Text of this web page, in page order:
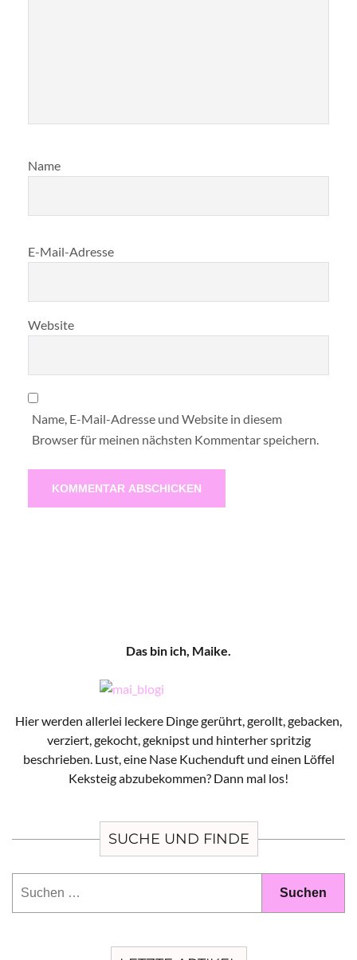
Name
E-Mail-Adresse
Website
Name, E-Mail-Adresse und Website in diesem
Browser für meinen nächsten Kommentar speichern.
Das bin ich, Maike.
Hier werden allerlei leckere Dinge gerührt, gerollt, gebacken,
verziert, gekocht, geknipst und hinterher spritzig
beschrieben. Lust, eine Nase Kuchenduft und einen Löffel
Keksteig abzubekommen? Dann mal los!
SUCHE UND FINDE